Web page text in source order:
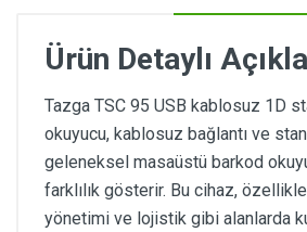
Ürün Detaylı
Tazga TSC 95 USB kablosuz 1D
okuyucu, kablosuz bağlantı ve
geleneksel masaüstü barkod
farklılık gösterir. Bu cihaz,
yönetimi ve lojistik gibi alanlarda